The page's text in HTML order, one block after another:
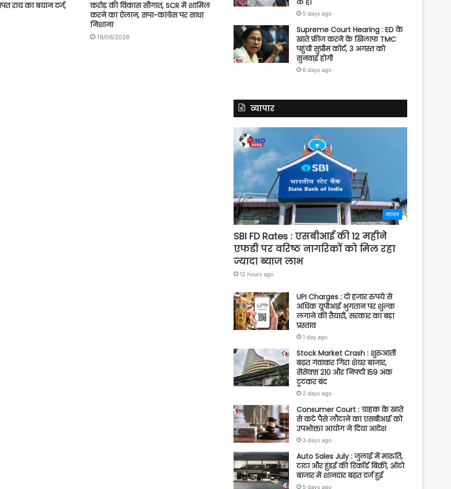
राय का बयान दर्ज,
करोड़ की विकास सौगात, SCR में शामिल
करने का ऐलान, सपा-कांग्रेस पर साधा
निशाना
18/06/2026
5 days ago
Supreme Court Hearing : ED के
खाते फ्रीज करने के खिलाफ TMC
पहुंची सुप्रीम कोर्ट, 3 अगस्त को
सुनवाई होगी
6 days ago
व्यापार
व्यापार
SBI FD Rates : एसबीआई की 12 महीने
एफडी पर वरिष्ठ नागरिकों को मिल रहा
ज्यादा ब्याज लाभ
12 hours ago
UPI Charges : दो हजार रुपये से
अधिक यूपीआई भुगतान पर शुल्क
लगाने की तैयारी, सरकार का बड़ा
प्रस्ताव
1 day ago
Stock Market Crash : शुरुआती
बढ़त गंवाकर गिरा शेयर बाजार,
सेंसेक्स 210 और निफ्टी 159 अंक
टूटकर बंद
2 days ago
Consumer Court : ग्राहक के खाते
से कटे पैसे लौटाने का एसबीआई को
उपभोक्ता आयोग ने दिया आदेश
3 days ago
Auto Sales July : जुलाई में मारुति,
टाटा और हुंडई की रिकॉर्ड बिक्री, ऑटो
बाजार में शानदार बढ़त दर्ज हुई
5 days ago